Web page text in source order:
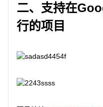
二、支持在
行的项目